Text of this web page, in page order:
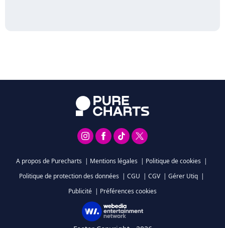
A propos de Purecharts | Mentions légales | Politique de cookies |
Politique de protection des données | CGU | CGV | Gérer Utiq |
Publicité | Préférences cookies